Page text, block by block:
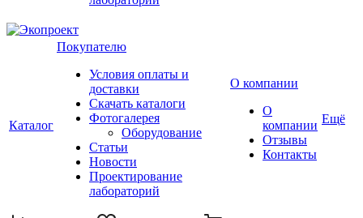
Каталог
Покупателю
Условия оплаты и
доставки
Скачать каталоги
Фотогалерея
Оборудование
Статьи
Новости
Проектирование
лабораторий
О компании
О
компании
Отзывы
Контакты
Ещё